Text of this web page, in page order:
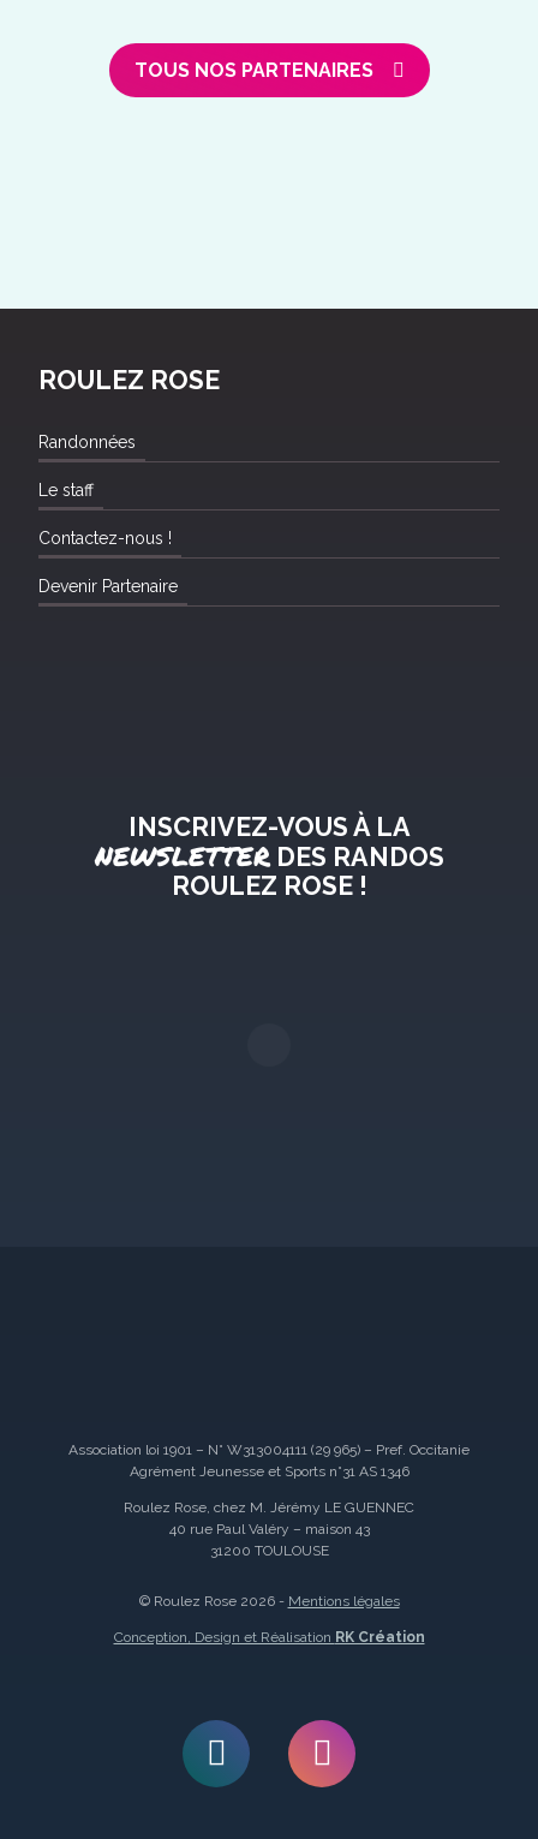
TOUS NOS PARTENAIRES
ROULEZ ROSE
Randonnées
Le staff
Contactez-nous !
Devenir Partenaire
INSCRIVEZ-VOUS À LA
NEWSLETTERDES RANDOS
ROULEZ ROSE !
Association loi 1901 – N° W313004111 (29 965) – Pref. Occitanie
Agrément Jeunesse et Sports n°31 AS 1346
Roulez Rose, chez M. Jérémy LE GUENNEC
40 rue Paul Valéry – maison 43
31200 TOULOUSE
© Roulez Rose 2026 - Mentions légales
Conception, Design et Réalisation RK Création